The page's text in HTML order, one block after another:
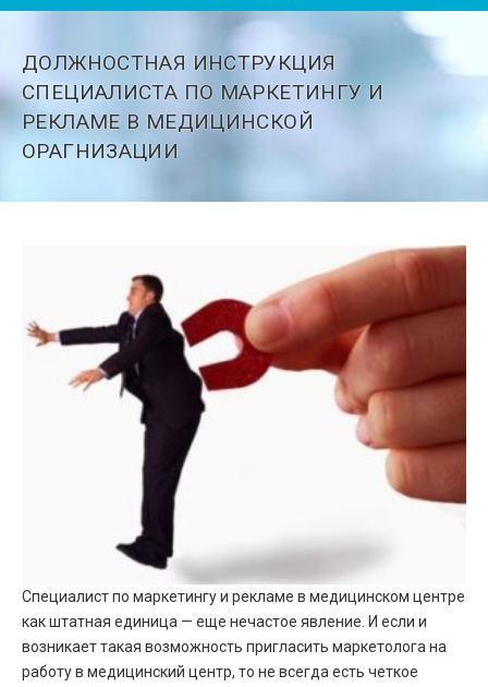
ДОЛЖНОСТНАЯ ИНСТРУКЦИЯ
СПЕЦИАЛИСТА ПО МАРКЕТИНГУ И
РЕКЛАМЕ В МЕДИЦИНСКОЙ
ОРАГНИЗАЦИИ
Специалист по маркетингу и рекламе в медицинском центре
как штатная единица — еще нечастое явление. И если и
возникает такая возможность пригласить маркетолога на
работу в медицинский центр, то не всегда есть четкое